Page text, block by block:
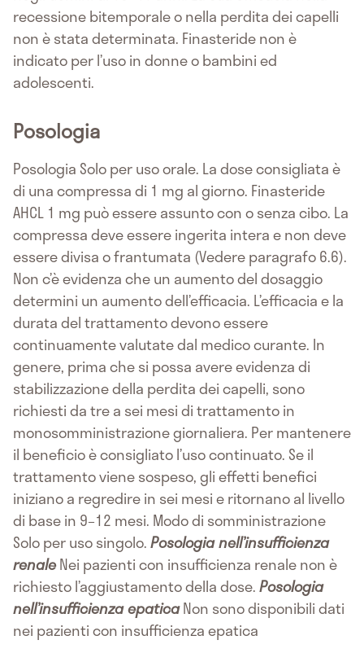
recessione bitemporale o nella perdita dei capelli
non è stata determinata. Finasteride non è
indicato per l’uso in donne o bambini ed
adolescenti.
Posologia
Posologia Solo per uso orale. La dose consigliata è
di una compressa di 1 mg al giorno. Finasteride
AHCL 1 mg può essere assunto con o senza cibo. La
compressa deve essere ingerita intera e non deve
essere divisa o frantumata (Vedere paragrafo 6.6).
Non c’è evidenza che un aumento del dosaggio
determini un aumento dell’efficacia. L’efficacia e la
durata del trattamento devono essere
continuamente valutate dal medico curante. In
genere, prima che si possa avere evidenza di
stabilizzazione della perdita dei capelli, sono
richiesti da tre a sei mesi di trattamento in
monosomministrazione giornaliera. Per mantenere
il beneficio è consigliato l’uso continuato. Se il
trattamento viene sospeso, gli effetti benefici
iniziano a regredire in sei mesi e ritornano al livello
di base in 9–12 mesi. Modo di somministrazione
Solo per uso singolo.Posologia nell’insufficienza
renaleNei pazienti con insufficienza renale non è
richiesto l’aggiustamento della dose.Posologia
nell’insufficienza epaticaNon sono disponibili dati
nei pazienti con insufficienza epatica